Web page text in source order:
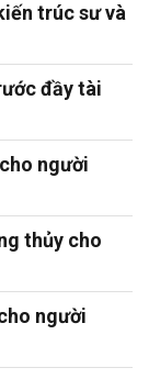
trúc sư và
đầy tài
người
thủy cho
người